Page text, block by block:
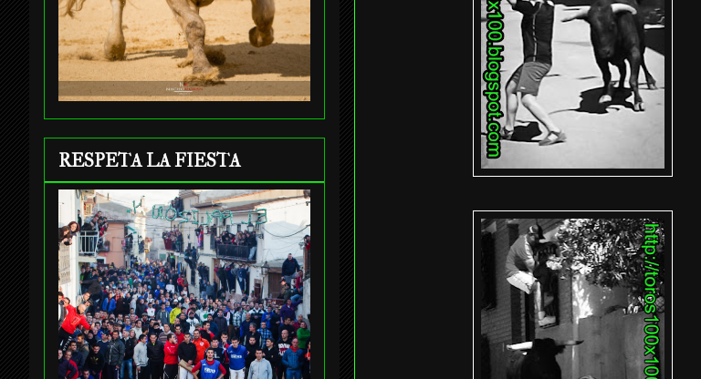
RESPETA LA FIESTA